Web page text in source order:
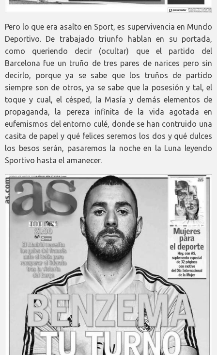
Pero lo que era asalto en Sport, es supervivencia en Mundo
Deportivo. De trabajado triunfo hablan en su portada,
como queriendo decir (ocultar) que el partido del
Barcelona fue un truño de tres pares de narices pero sin
decirlo, porque ya se sabe que los truños de partido
siempre son de otros, ya se sabe que la posesión y tal, el
toque y cual, el césped, la Masía y demás elementos de
propaganda, la pereza infinita de la vida agotada en
eufemismos del entorno culé, donde se han contruido una
casita de papel y qué felices seremos los dos y qué dulces
los besos serán, pasaremos la noche en la Luna leyendo
Sportivo hasta el amanecer.